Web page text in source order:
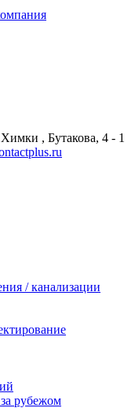
, Бутакова, 4 - 1
/ канализации
рубежом